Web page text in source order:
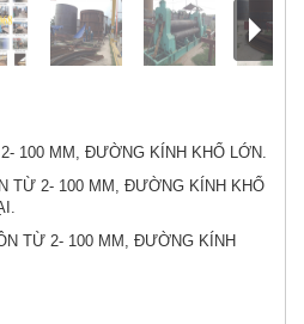
100 MM, ĐƯỜNG KÍNH KHỔ LỚN.
TỪ 2- 100 MM, ĐƯỜNG KÍNH KHỔ
TỪ 2- 100 MM, ĐƯỜNG KÍNH